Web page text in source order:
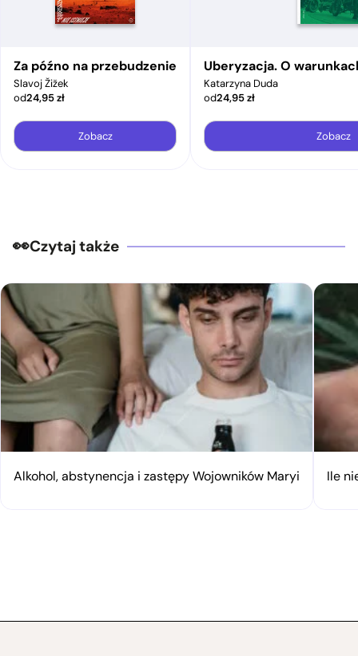
Za późno na przebudzenie
Slavoj Žižek
od24,95zł
Zobacz
Uberyzacja. O
Katarzyna Duda
od24,95zł
Zobacz
Czytaj także
Alkohol, abstynencja i zastępy Wojowników Maryi Ile